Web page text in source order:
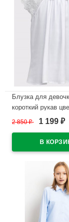
Блузка для
короткий рукав
арт.3S-101
2 850₽ 1 199 ₽